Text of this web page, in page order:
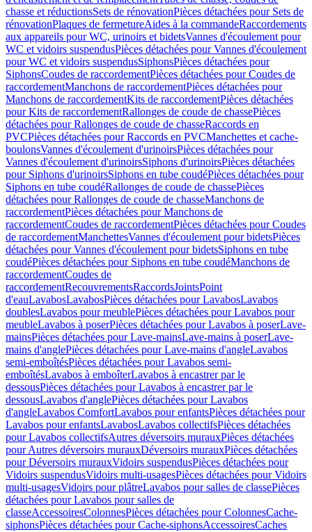
chasse et réductionsSets de rénovationPièces détachées pour Sets de
rénovationPlaques de fermetureAides à la commandeRaccordements
aux appareils pour WC, urinoirs et bidetsVannes d'écoulement pour
WC et vidoirs suspendusPièces détachées pour Vannes d'écoulement
pour WC et vidoirs suspendusSiphonsPièces détachées pour
SiphonsCoudes de raccordementPièces détachées pour Coudes de
raccordementManchons de raccordementPièces détachées pour
Manchons de raccordementKits de raccordementPièces détachées
pour Kits de raccordementRallonges de coude de chassePièces
détachées pour Rallonges de coude de chasseRaccords en
PVCPièces détachées pour Raccords en PVCManchettes et cache-
boulonsVannes d'écoulement d'urinoirsPièces détachées pour
Vannes d'écoulement d'urinoirsSiphons d'urinoirsPièces détachées
pour Siphons d'urinoirsSiphons en tube coudéPièces détachées pour
Siphons en tube coudéRallonges de coude de chassePièces
détachées pour Rallonges de coude de chasseManchons de
raccordementPièces détachées pour Manchons de
raccordementCoudes de raccordementPièces détachées pour Coudes
de raccordementManchettesVannes d'écoulement pour bidetsPièces
détachées pour Vannes d'écoulement pour bidetsSiphons en tube
coudéPièces détachées pour Siphons en tube coudéManchons de
raccordementCoudes de
raccordementRecouvrementsRaccordsJointsPoint
d'eauLavabosLavabosPièces détachées pour LavabosLavabos
doublesLavabos pour meublePièces détachées pour Lavabos pour
meubleLavabos à poserPièces détachées pour Lavabos à poserLave-
mainsPièces détachées pour Lave-mainsLave-mains à poserLave-
mains d'anglePièces détachées pour Lave-mains d'angleLavabos
semi-emboîtésPièces détachées pour Lavabos semi-
emboîtésLavabos à emboîterLavabos à encastrer par le
dessousPièces détachées pour Lavabos à encastrer par le
dessousLavabos d'anglePièces détachées pour Lavabos
d'angleLavabos ComfortLavabos pour enfantsPièces détachées pour
Lavabos pour enfantsLavabosLavabos collectifsPièces détachées
pour Lavabos collectifsAutres déversoirs murauxPièces détachées
pour Autres déversoirs murauxDéversoirs murauxPièces détachées
pour Déversoirs murauxVidoirs suspendusPièces détachées pour
Vidoirs suspendusVidoirs multi-usagesPièces détachées pour Vidoirs
multi-usagesVidoirs pour plâtreLavabos pour salles de classePièces
détachées pour Lavabos pour salles de
classeAccessoiresColonnesPièces détachées pour ColonnesCache-
siphonsPièces détachées pour Cache-siphonsAccessoiresCaches